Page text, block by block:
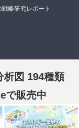
略研究レポート
析図 194種類
で販売中